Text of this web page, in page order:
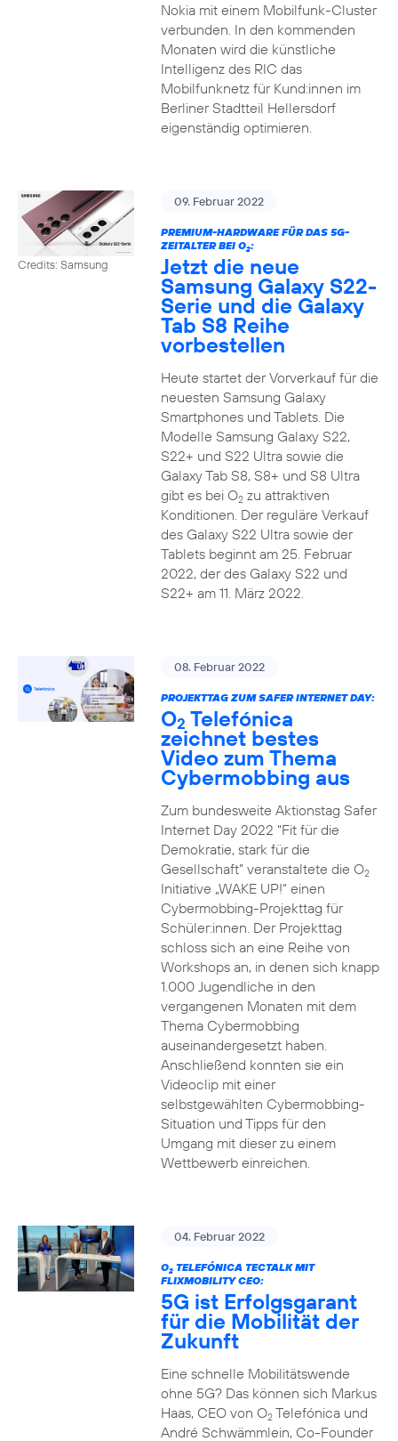
Nokia mit einem Mobilfunk-Cluster
verbunden. In den kommenden
Monaten wird die künstliche
Intelligenz des RIC das
Mobilfunknetz für Kund:innen im
Berliner Stadtteil Hellersdorf
eigenständig optimieren.
Credits: Samsung
09. Februar 2022
PREMIUM-HARDWARE FÜR DAS 5G-
ZEITALTER BEI O2:
Jetzt die neue
Samsung Galaxy S22-
Serie und die Galaxy
Tab S8 Reihe
vorbestellen
Heute startet der Vorverkauf für die
neuesten Samsung Galaxy
Smartphones und Tablets. Die
Modelle Samsung Galaxy S22,
S22+ und S22 Ultra sowie die
Galaxy Tab S8, S8+ und S8 Ultra
gibt es bei O2zu attraktiven
Konditionen. Der reguläre Verkauf
des Galaxy S22 Ultra sowie der
Tablets beginnt am 25. Februar
2022, der des Galaxy S22 und
S22+ am 11. März 2022.
08. Februar 2022
PROJEKTTAG ZUM SAFER INTERNET DAY:
O2 Telefónica
zeichnet bestes
Video zum Thema
Cybermobbing aus
Zum bundesweite Aktionstag Safer
Internet Day 2022 “Fit für die
Demokratie, stark für die
Gesellschaft” veranstaltete die O2
Initiative „WAKE UP!“ einen
Cybermobbing-Projekttag für
Schüler:innen. Der Projekttag
schloss sich an eine Reihe von
Workshops an, in denen sich knapp
1.000 Jugendliche in den
vergangenen Monaten mit dem
Thema Cybermobbing
auseinandergesetzt haben.
Anschließend konnten sie ein
Videoclip mit einer
selbstgewählten Cybermobbing-
Situation und Tipps für den
Umgang mit dieser zu einem
Wettbewerb einreichen.
04. Februar 2022
O2TELEFÓNICA TECTALK MIT
FLIXMOBILITY CEO:
5G ist Erfolgsgarant
für die Mobilität der
Zukunft
Eine schnelle Mobilitätswende
ohne 5G? Das können sich Markus
Haas, CEO von O2Telefónica und
André Schwämmlein, Co-Founder